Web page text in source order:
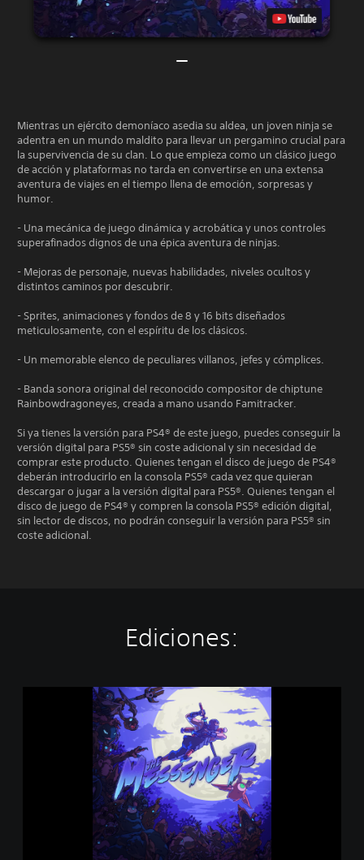
Mientras un ejército demoníaco asedia su aldea, un joven ninja se
adentra en un mundo maldito para llevar un pergamino crucial para
la supervivencia de su clan. Lo que empieza como un clásico juego
de acción y plataformas no tarda en convertirse en una extensa
aventura de viajes en el tiempo llena de emoción, sorpresas y
humor.
- Una mecánica de juego dinámica y acrobática y unos controles
superafinados dignos de una épica aventura de ninjas.
- Mejoras de personaje, nuevas habilidades, niveles ocultos y
distintos caminos por descubrir.
- Sprites, animaciones y fondos de 8 y 16 bits diseñados
meticulosamente, con el espíritu de los clásicos.
- Un memorable elenco de peculiares villanos, jefes y cómplices.
- Banda sonora original del reconocido compositor de chiptune
Rainbowdragoneyes, creada a mano usando Famitracker.
Si ya tienes la versión para PS4® de este juego, puedes conseguir la
versión digital para PS5® sin coste adicional y sin necesidad de
comprar este producto. Quienes tengan el disco de juego de PS4®
deberán introducirlo en la consola PS5® cada vez que quieran
descargar o jugar a la versión digital para PS5®. Quienes tengan el
disco de juego de PS4® y compren la consola PS5® edición digital,
sin lector de discos, no podrán conseguir la versión para PS5® sin
coste adicional.
Ediciones: